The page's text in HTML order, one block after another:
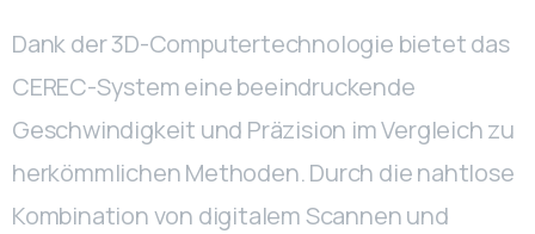
Dank der 3D-Computertechnologie bietet das
CEREC-System eine beeindruckende
Geschwindigkeit und Präzision im Vergleich zu
herkömmlichen Methoden. Durch die nahtlose
Kombination von digitalem Scannen und